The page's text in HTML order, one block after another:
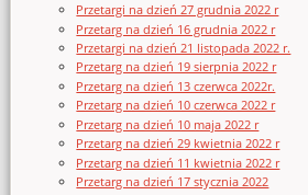
Przetargi na dzień 27 grudnia 2022 r
Przetarg na dzień 16 grudnia 2022 r
Przetargi na dzień 21 listopada 2022 r.
Przetarg na dzień 19 sierpnia 2022 r
Przetarg na dzień 13 czerwca 2022r.
Przetarg na dzień 10 czerwca 2022 r
Przetarg na dzień 10 maja 2022 r
Przetarg na dzień 29 kwietnia 2022 r
Przetarg na dzień 11 kwietnia 2022 r
Przetarg na dzień 17 stycznia 2022